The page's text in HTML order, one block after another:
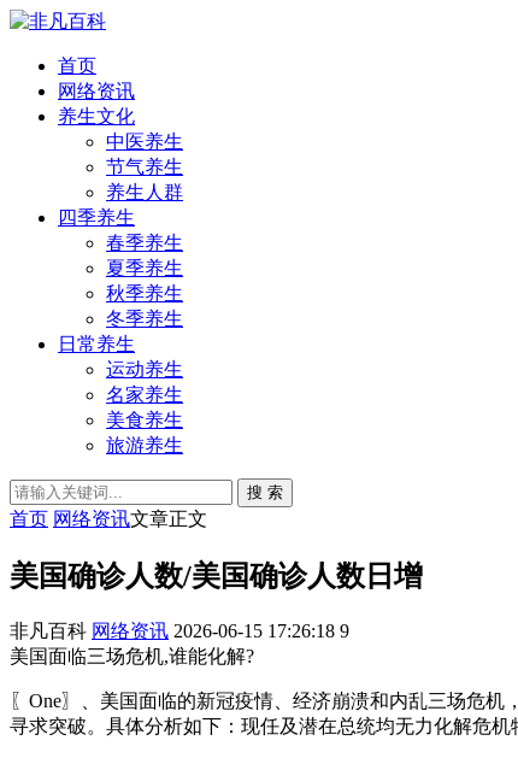
首页
网络资讯
养生文化
中医养生
节气养生
养生人群
四季养生
春季养生
夏季养生
秋季养生
冬季养生
日常养生
运动养生
名家养生
美食养生
旅游养生
搜 索
首页 网络资讯文章正文
美国确诊人数/美国确诊人数日增
非凡百科 网络资讯 2026-06-15 17:26:18 9
美国面临三场危机,谁能化解?
〖One〗、美国面临的新冠疫情、经济崩溃和内乱三场危
寻求突破。具体分析如下：现任及潜在总统均无力化解危机